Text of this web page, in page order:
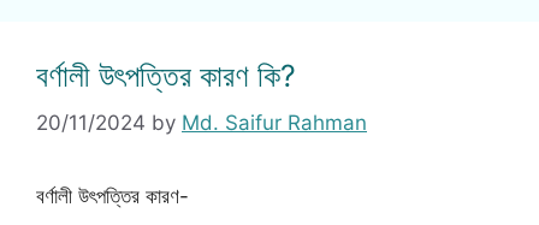
বর্ণালী উৎপত্তির কারণ কি?
20/11/2024 by Md. Saifur Rahman
বর্ণালী উৎপত্তির কারণ-